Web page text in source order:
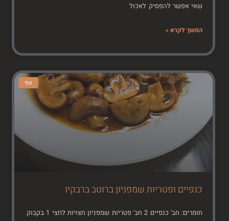
שאי אפשר להפסיק לאכול
המשך לקרא »
עוף
כנפיים ופטריות שמפניון ברוטב ברבקיו
חומרים: חב' כנפיים 2 חב' פטריות שמפניון חצויות לחצי 1 בקבוק